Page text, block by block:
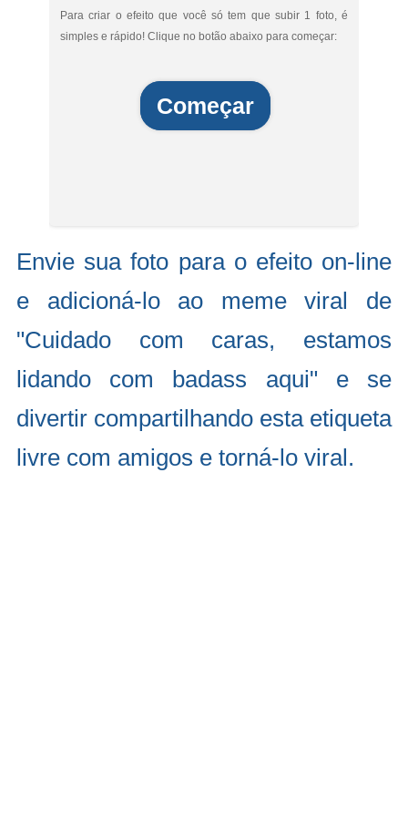
Para criar o efeito que você só tem que subir 1 foto, é
simples e rápido! Clique no botão abaixo para começar:
Começar
Envie sua foto para o efeito on-line
e adicioná-lo ao meme viral de
"Cuidado com caras, estamos
lidando com badass aqui" e se
divertir compartilhando esta etiqueta
livre com amigos e torná-lo viral.